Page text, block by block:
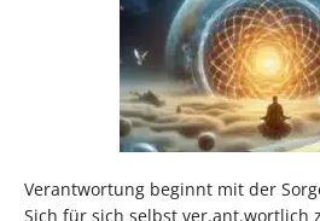
Verantwortung beginnt mit der
Sich für sich selbst ver.ant.wortlich